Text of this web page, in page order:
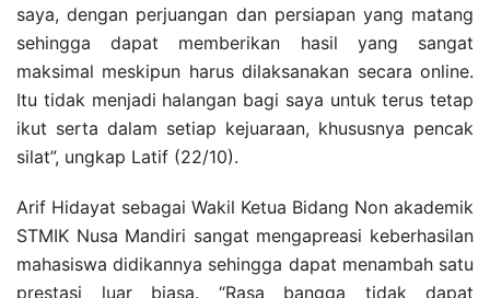
saya, dengan perjuangan dan persiapan yang matang
sehingga dapat memberikan hasil yang sangat
maksimal meskipun harus dilaksanakan secara online.
Itu tidak menjadi halangan bagi saya untuk terus tetap
ikut serta dalam setiap kejuaraan, khususnya pencak
silat”, ungkap Latif (22/10).
Arif Hidayat sebagai Wakil Ketua Bidang Non akademik
STMIK Nusa Mandiri sangat mengapreasi keberhasilan
mahasiswa didikannya sehingga dapat menambah satu
prestasi luar biasa. “Rasa bangga tidak dapat